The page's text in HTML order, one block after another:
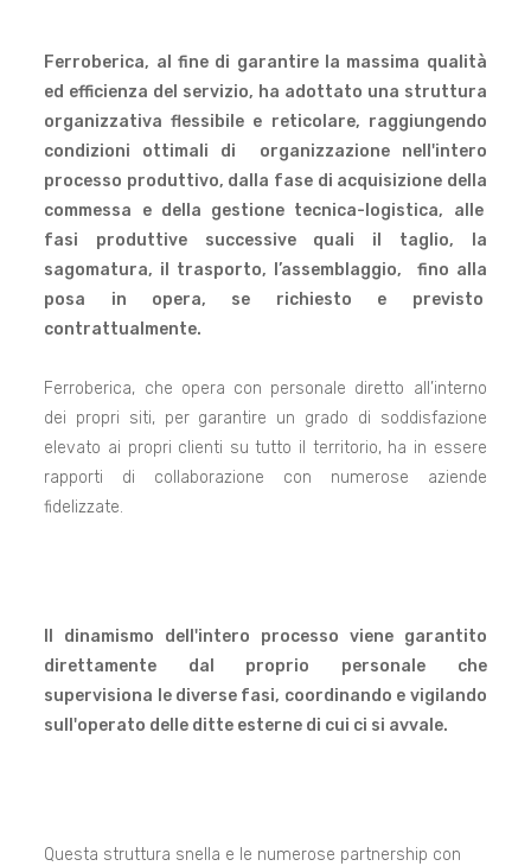
Ferroberica, al fine di garantire la massima qualità
ed efficienza del servizio, ha adottato una struttura
organizzativa flessibile e reticolare, raggiungendo
condizioni ottimali di organizzazione nell'intero
processo produttivo, dalla fase di acquisizione della
commessa e della gestione tecnica-logistica, alle
fasi produttive successive quali il taglio, la
sagomatura, il trasporto, l’assemblaggio, fino alla
posa in opera, se richiesto e previsto
contrattualmente.
Ferroberica, che opera con personale diretto all’interno
dei propri siti, per garantire un grado di soddisfazione
elevato ai propri clienti su tutto il territorio, ha in essere
rapporti di collaborazione con numerose aziende
fidelizzate.
Il dinamismo dell'intero processo viene garantito
direttamente dal proprio personale che
supervisiona le diverse fasi, coordinando e vigilando
sull'operato delle ditte esterne di cui ci si avvale.
Questa struttura snella e le numerose partnership con